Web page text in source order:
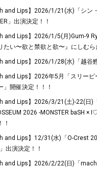
and Lips】2026/1/21(水)「シン
」出演決定！！
and Lips】2026/1/5(月)Gum-9
たい〜欲と禁欲と欲〜』にしむら
and Lips】2026/1/28(水)「越谷
and Lips】2026年5月「スリー
」開催決定！！！
and Lips】2026/3/21(土)-22(日)
2026 -MONSTER baSH ×
！
and Lips】12/31(水)「O-Crest
出演決定！！
and Lips】2026/2/22(日)「